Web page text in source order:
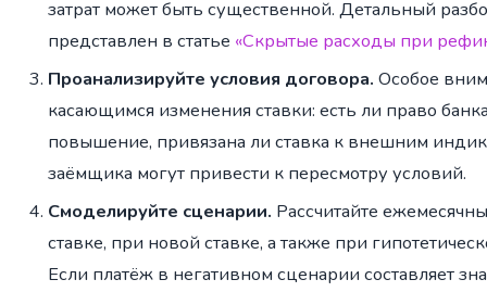
затрат может быть существенной. Детальный
представлен в статье «Скрытые расходы при
Проанализируйте условия договора. Особое
касающимся изменения ставки: есть ли право
повышение, привязана ли ставка к внешним
заёмщика могут привести к пересмотру условий.
Смоделируйте сценарии. Рассчитайте
ставке, при новой ставке, а также при
Если платёж в негативном сценарии составляет